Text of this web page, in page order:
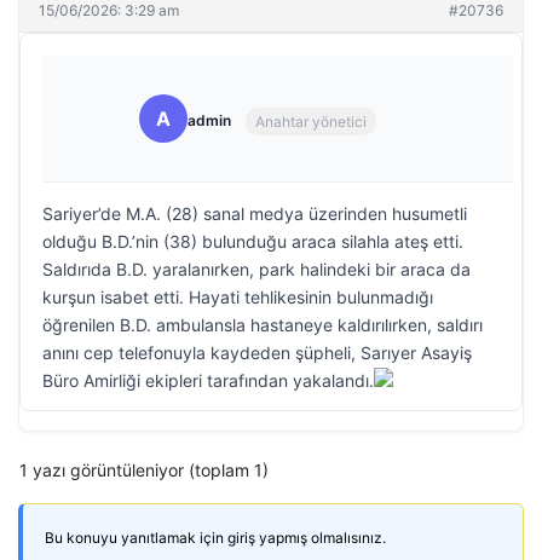
15/06/2026: 3:29 am #20736
A admin Anahtar yönetici
Sariyer’de M.A. (28) sanal medya üzerinden husumetli
olduğu B.D.’nin (38) bulunduğu araca silahla ateş etti.
Saldırıda B.D. yaralanırken, park halindeki bir araca da
kurşun isabet etti. Hayati tehlikesinin bulunmadığı
öğrenilen B.D. ambulansla hastaneye kaldırılırken, saldırı
anını cep telefonuyla kaydeden şüpheli, Sarıyer Asayiş
Büro Amirliği ekipleri tarafından yakalandı.
1 yazı görüntüleniyor (toplam 1)
Bu konuyu yanıtlamak için giriş yapmış olmalısınız.